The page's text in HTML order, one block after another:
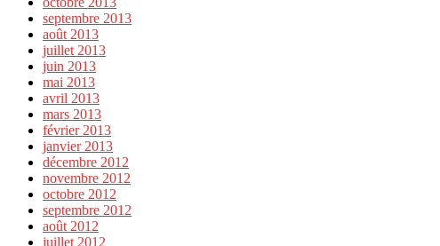
septembre 2013
août 2013
juillet 2013
juin 2013
mai 2013
avril 2013
mars 2013
février 2013
janvier 2013
décembre 2012
novembre 2012
octobre 2012
septembre 2012
août 2012
juillet 2012